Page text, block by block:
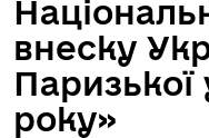
внеску
Паризької
року»